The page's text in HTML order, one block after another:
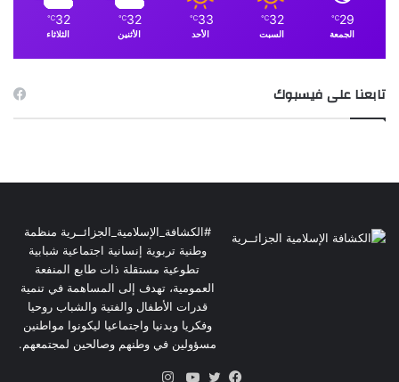
29
℃
الجمعة
32
℃
السبت
33
℃
الأحد
32
℃
الأثنين
32
℃
الثلاثاء
تابعنا على فيسبوك
#الكشافة_الإسلامية_الجزائــرية منظمة
وطنية تربوية إنسانية اجتماعية شبابية
تطوعية مستقلة ذات طابع المنفعة
العمومية، تهدف إلى المساهمة في تنمية
قدرات الأطفال والفتية والشباب روحيا
وفكريا وبدنيا واجتماعيا ليكونوا مواطنين
مسؤولين في وطنهم وصالحين لمجتمعهم.